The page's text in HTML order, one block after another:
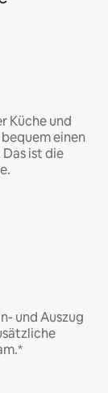
Küche und
einen
ist die
und Auszug